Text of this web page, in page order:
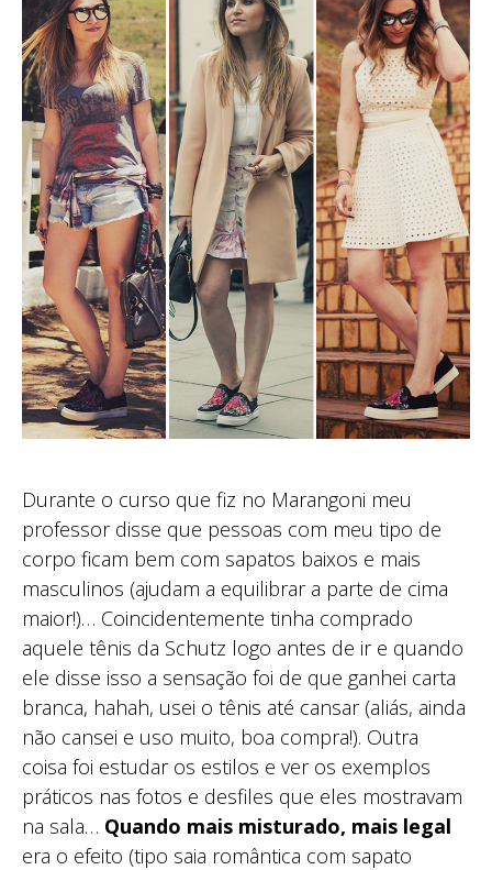
Durante o curso que fiz no Marangoni meu
professor disse que pessoas com meu tipo de
corpo ficam bem com sapatos baixos e mais
masculinos (ajudam a equilibrar a parte de cima
maior!)… Coincidentemente tinha comprado
aquele tênis da Schutz logo antes de ir e quando
ele disse isso a sensação foi de que ganhei carta
branca, hahah, usei o tênis até cansar (aliás, ainda
não cansei e uso muito, boa compra!). Outra
coisa foi estudar os estilos e ver os exemplos
práticos nas fotos e desfiles que eles mostravam
na sala… Quando mais misturado, mais legal
era o efeito (tipo saia romântica com sapato